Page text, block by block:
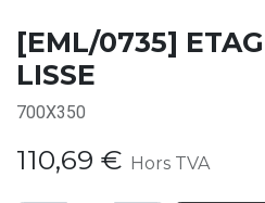
[EML/0735]
LISSE
700X350
110,69 € Hors TVA